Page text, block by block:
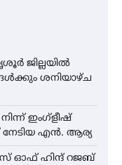
ജില്ലയിൽ
ശനിയാഴ്ച
ഇംഗ്ളീഷ്
നേടിയ എൻ. ആര്യ
ഓഫ് ഹിന്ദ് റജബ്